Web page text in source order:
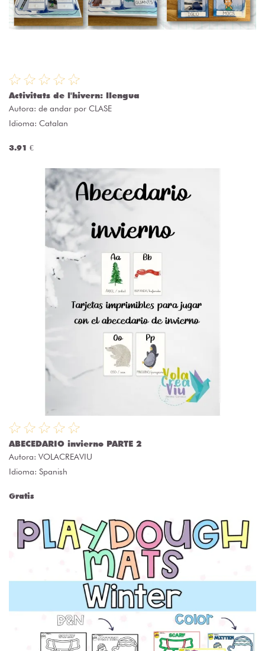
Activitats de l'hivern: llengua
Autora: de andar por CLASE
Idioma: Catalan
3.91 €
ABECEDARIO invierno PARTE 2
Autora: VOLACREAVIU
Idioma: Spanish
Gratis